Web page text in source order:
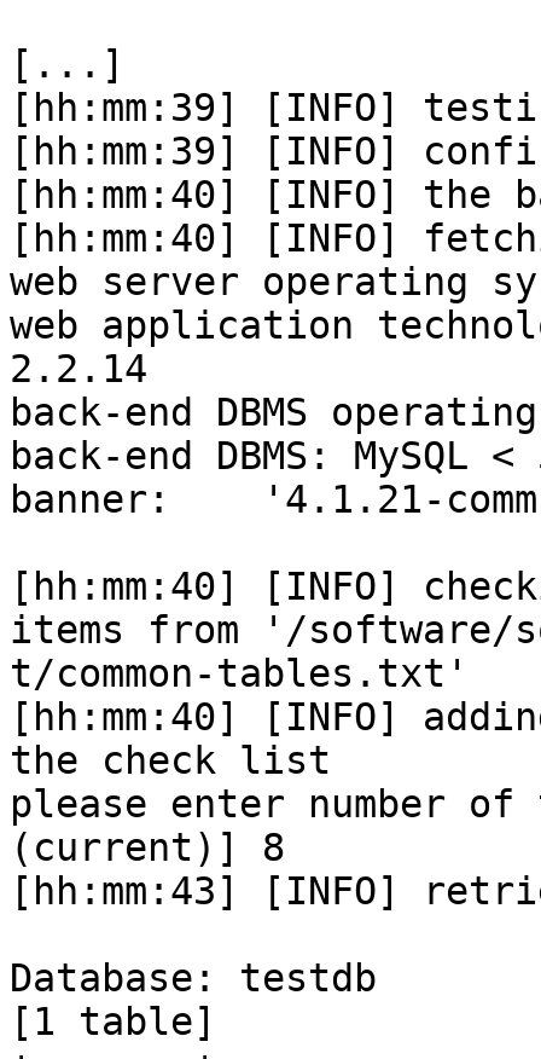
[...]
[hh:mm:39] [INFO]
[hh:mm:39] [INFO]
[hh:mm:40] [INFO] the
[hh:mm:40] [INFO]
web server operating
web application
2.2.14
back-end DBMS
back-end DBMS: MySQL
banner:    '4.1.21-
[hh:mm:40] [INFO]
items from '/software/
t/common-tables.txt'
[hh:mm:40] [INFO]
the check list
please enter number
(current)] 8
[hh:mm:43] [INFO]
Database: testdb
[1 table]